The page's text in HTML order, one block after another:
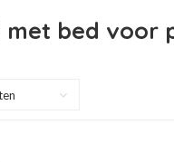
bed voor